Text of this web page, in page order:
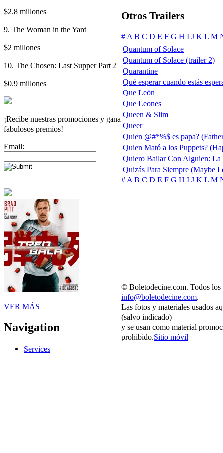
$2.8 millones
9. The Woman in the Yard
$2 millones
10. The Chosen: Last Supper Part 2
$0.9 millones
¡Recibe nuestras promociones y gana
fabulosos premios!
Email:
VER MÁS
Navigation
Services
Otros Trailers
# A B C D E F G H I J K L M
Quantum of Solace
Quantum of Solace (trailer 2)
Quarantine
Qué esperar cuando estás
Que León
Que Leones
Queen & Slim
Queer
Quien @#*%$ es papa?
Quien Mató a los Puppets?
Quiero Bailar Con Alguien:
Quizás Para Siempre (Maybe I
# A B C D E F G H I J K L M
© Boletodecine.com. Todos los
info@boletodecine.com.
Las fotos y materiales usados
(salvo indicado)
y se usan como material
prohibido.Sitio móvil